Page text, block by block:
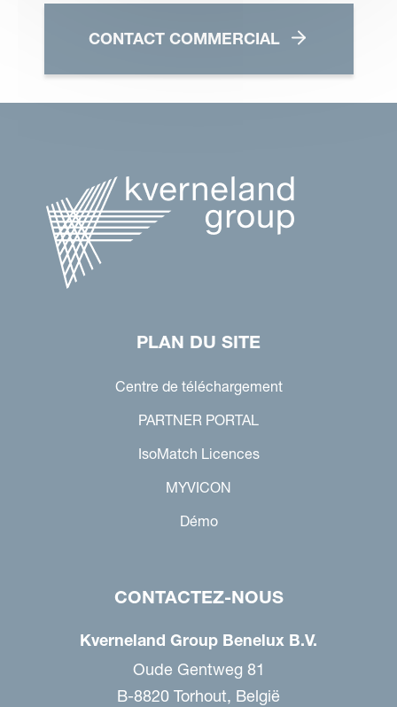
CONTACT COMMERCIAL
PLAN DU SITE
Centre de téléchargement
PARTNER PORTAL
IsoMatch Licences
MYVICON
Démo
CONTACTEZ-NOUS
Kverneland Group Benelux B.V.
Oude Gentweg 81
B-8820 Torhout, België